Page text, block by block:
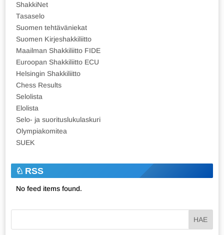
ShakkiNet
Tasaselo
Suomen tehtäväniekat
Suomen Kirjeshakkiliitto
Maailman Shakkiliitto FIDE
Euroopan Shakkiliitto ECU
Helsingin Shakkiliitto
Chess Results
Selolista
Elolista
Selo- ja suorituslukulaskuri
Olympiakomitea
SUEK
RSS
No feed items found.